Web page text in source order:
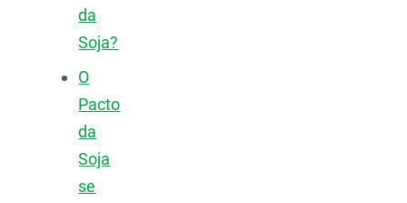
da
Soja?
O
Pacto
da
Soja
se